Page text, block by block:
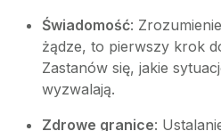
Świadomość:
żądze, to pierwszy krok
Zastanów się, jakie
wyzwalają.
Zdrowe granice: